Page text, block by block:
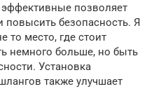
позволяет
повысить безопасность. Я
то место, где стоит
немного больше, но быть
Установка
также улучшает